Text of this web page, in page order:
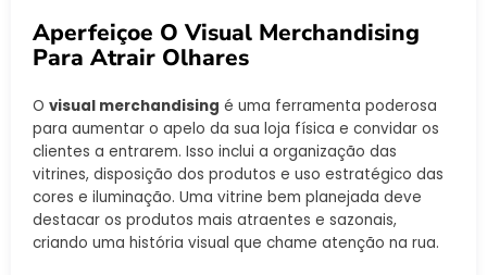
Aperfeiçoe O Visual Merchandising
Para Atrair Olhares
O visual merchandising é uma ferramenta poderosa
para aumentar o apelo da sua loja física e convidar os
clientes a entrarem. Isso inclui a organização das
vitrines, disposição dos produtos e uso estratégico das
cores e iluminação. Uma vitrine bem planejada deve
destacar os produtos mais atraentes e sazonais,
criando uma história visual que chame atenção na rua.